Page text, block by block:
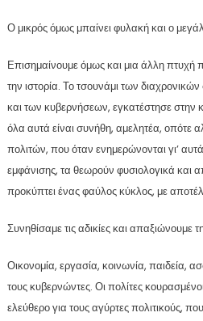
Ο μικρός όμως μπαίνει φυλακή και ο
Επισημαίνουμε όμως και μια άλλη
την ιστορία. Το τσουνάμι των
και των κυβερνήσεων, εγκατέστησε στην
όλα αυτά είναι συνήθη, αμελητέα, οπότε
πολιτών, που όταν ενημερώνονται γι’
εμφάνισης, τα θεωρούν φυσιολογικά και
προκύπτει ένας φαύλος κύκλος, με
Συνηθίσαμε τις αδικίες και
Οικονομία, εργασία, κοινωνία, παιδεία,
τους κυβερνώντες. Οι πολίτες
ελεύθερο για τους αγύρτες πολιτικούς,